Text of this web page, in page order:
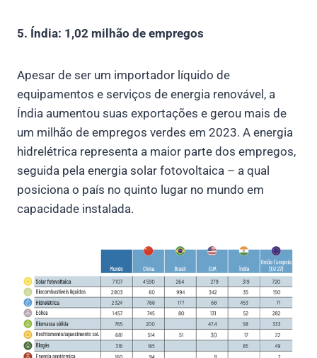
5. Índia: 1,02 milhão de empregos
Apesar de ser um importador líquido de
equipamentos e serviços de energia renovável, a
Índia aumentou suas exportações e gerou mais de
um milhão de empregos verdes em 2023. A energia
hidrelétrica representa a maior parte dos empregos,
seguida pela energia solar fotovoltaica – a qual
posiciona o país no quinto lugar no mundo em
capacidade instalada.